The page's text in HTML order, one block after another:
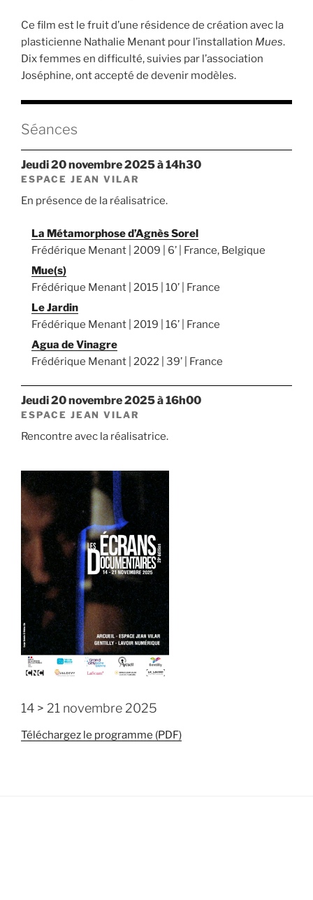
Ce film est le fruit d’une résidence de création avec la
plasticienne Nathalie Menant pour l’installation Mues.
Dix femmes en difficulté, suivies par l’association
Joséphine, ont accepté de devenir modèles.
Séances
jeudi 20 novembre 2025 à 14h30
ESPACE JEAN VILAR
En présence de la réalisatrice.
La Métamorphose d’Agnès Sorel
Frédérique Menant | 2009 | 6’ | France, Belgique
Mue(s)
Frédérique Menant | 2015 | 10’ | France
Le Jardin
Frédérique Menant | 2019 | 16’ | France
Agua de Vinagre
Frédérique Menant | 2022 | 39’ | France
jeudi 20 novembre 2025 à 16h00
ESPACE JEAN VILAR
Rencontre avec la réalisatrice.
14 > 21 novembre 2025
Téléchargez le programme (PDF)